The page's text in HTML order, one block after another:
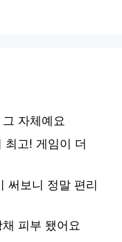
자체예요
고! 게임이 더
써보니 정말 편리
피부 됐어요